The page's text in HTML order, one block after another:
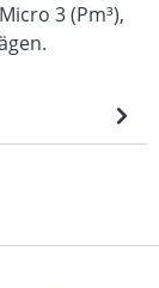
3 (Pm³),